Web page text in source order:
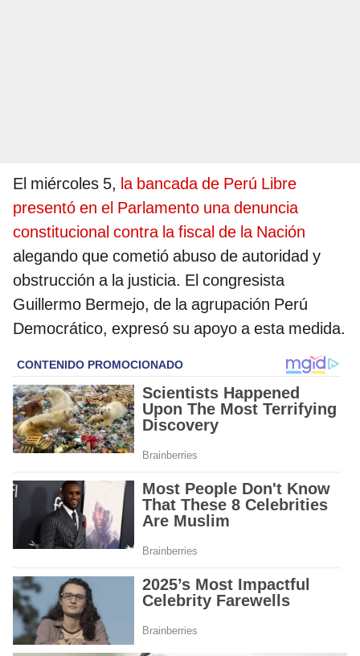
El miércoles 5, la bancada de Perú Libre
presentó en el Parlamento una denuncia
constitucional contra la fiscal de la Nación
alegando que cometió abuso de autoridad y
obstrucción a la justicia. El congresista
Guillermo Bermejo, de la agrupación Perú
Democrático, expresó su apoyo a esta medida.